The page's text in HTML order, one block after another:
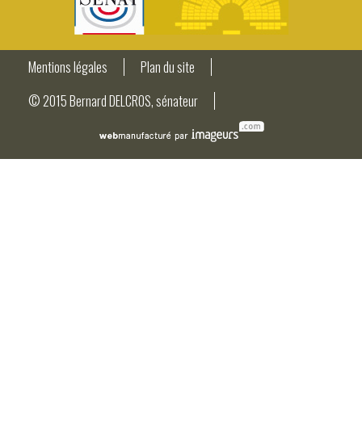
Mentions légales
Plan du site
© 2015 Bernard DELCROS, sénateur